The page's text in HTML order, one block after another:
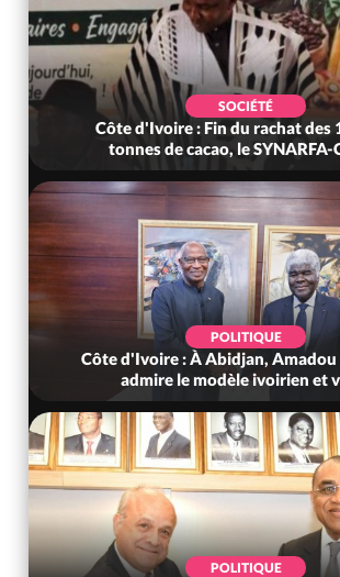
SOCIÉTÉ
Côte d'Ivoire : Fin du rachat des
tonnes de cacao, le SYNARFA-
POLITIQUE
Côte d'Ivoire : À Abidjan, Amadou
admire le modèle ivoirien et
POLITIQUE